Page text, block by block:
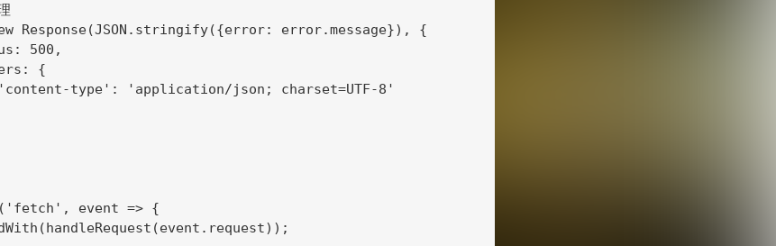
Response(JSON.stringify({error: error.message}), {
500,
{
type': 'application/json; charset=UTF-8'
event => {